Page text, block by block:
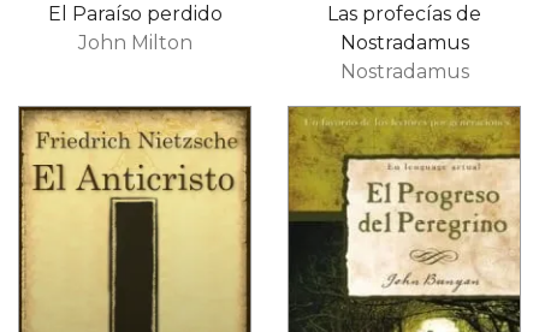
El Paraíso perdido
John Milton
Las profecías de
Nostradamus
Nostradamus